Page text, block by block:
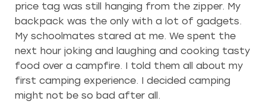
price tag was still hanging from the zipper. My
backpack was the only with a lot of gadgets.
My schoolmates stared at me. We spent the
next hour joking and laughing and cooking tasty
food over a campfire. I told them all about my
first camping experience. I decided camping
might not be so bad after all.